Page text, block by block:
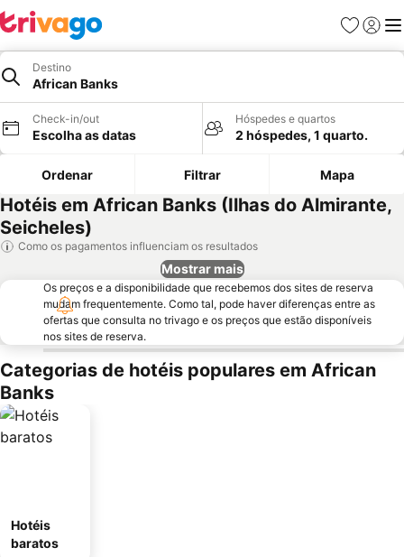
Favoritos
Iniciar
Destino
African Banks
Check-in/out
Escolha as datas
Hóspedes e quartos
2 hóspedes, 1 quarto.
Ordenar Filtrar Mapa
Hotéis em African Banks (Ilhas do Almirante,
Seicheles)
Como os pagamentos influenciam os resultados
Mostrar mais
Os preços e a disponibilidade que recebemos dos sites de reserva
mudam frequentemente. Como tal, pode haver diferenças entre as
ofertas que consulta no trivago e os preços que estão disponíveis
nos sites de reserva.
Categorias de hotéis populares em African
Banks
Hotéis
baratos